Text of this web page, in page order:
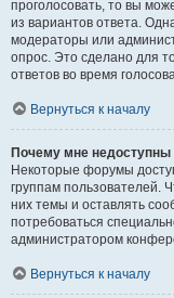
проголосовать, то вы
из вариантов ответа.
модераторы или
опрос. Это сделано для
ответов во время
Вернуться к началу
Почему мне
Некоторые форумы
группам пользователей.
них темы и оставлять
потребоваться
администратором
Вернуться к началу